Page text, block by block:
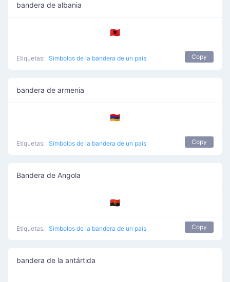
bandera de albania
🇦🇱
Etiquetas: Símbolos de la bandera de un país Copy
bandera de armenia
🇦🇲
Etiquetas: Símbolos de la bandera de un país Copy
Bandera de Angola
🇦🇴
Etiquetas: Símbolos de la bandera de un país Copy
bandera de la antártida